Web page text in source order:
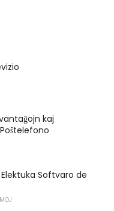
kaj
Softvaro de